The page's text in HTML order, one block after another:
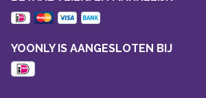
YOONLY IS AANGESLOTEN BIJ